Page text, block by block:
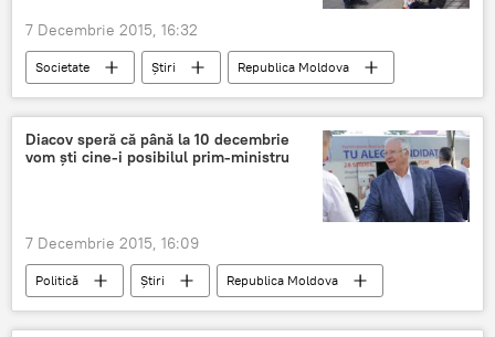
7 Decembrie 2015, 16:32
Societate Știri
Republica Moldova
Relaţii bune
om al străzii
Bucate ecologice
Diacov speră că până la 10 decembrie
vom şti cine-i posibilul prim-ministru
7 Decembrie 2015, 16:09
Politică Știri
Republica Moldova
Negocieri
PLDM-PDM-PL